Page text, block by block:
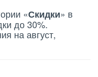
«Скидки» в
до 30%.
на август,